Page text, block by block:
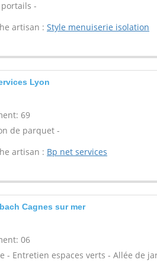
-
artisan : Style menuiserie isolation
Lyon
69
de parquet -
artisan : Bp net services
Cagnes sur mer
06
- Entretien espaces verts - Allée de